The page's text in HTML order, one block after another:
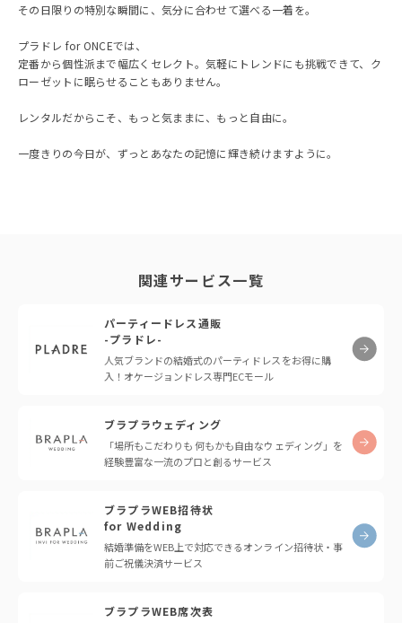
その日限りの特別な瞬間に、気分に合わせて選べる一着を。
プラドレ for ONCEでは、
定番から個性派まで幅広くセレクト。気軽にトレンドにも挑戦できて、ク
ローゼットに眠らせることもありません。
レンタルだからこそ、もっと気ままに、もっと自由に。
一度きりの今日が、ずっとあなたの記憶に輝き続けますように。
関連サービス一覧
パーティードレス通販
-プラドレ-
人気ブランドの結婚式のパーティドレスをお得に購
入！オケージョンドレス専門ECモール
ブラプラウェディング
「場所もこだわりも 何もかも自由なウェディング」を
経験豊富な一流のプロと創るサービス
ブラプラWEB招待状
for Wedding
結婚準備をWEB上で対応できるオンライン招待状・事
前ご祝儀決済サービス
ブラプラWEB席次表